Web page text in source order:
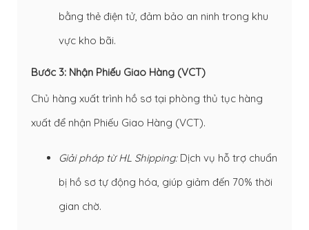
bằng thẻ điện tử, đảm bảo an ninh trong khu
vực kho bãi.
Bước 3: Nhận Phiếu Giao Hàng (VCT)
Chủ hàng xuất trình hồ sơ tại phòng thủ tục hàng
xuất để nhận Phiếu Giao Hàng (VCT).
Giải pháp từ HL Shipping:Dịch vụ hỗ trợ chuẩn
bị hồ sơ tự động hóa, giúp giảm đến 70% thời
gian chờ.